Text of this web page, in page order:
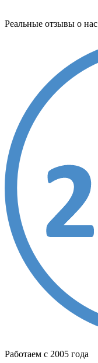
Реальные отзывы о нас
Работаем с 2005 года